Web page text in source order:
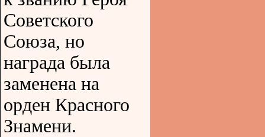
Советского
Союза, но
награда была
заменена на
орден Красного
Знамени.